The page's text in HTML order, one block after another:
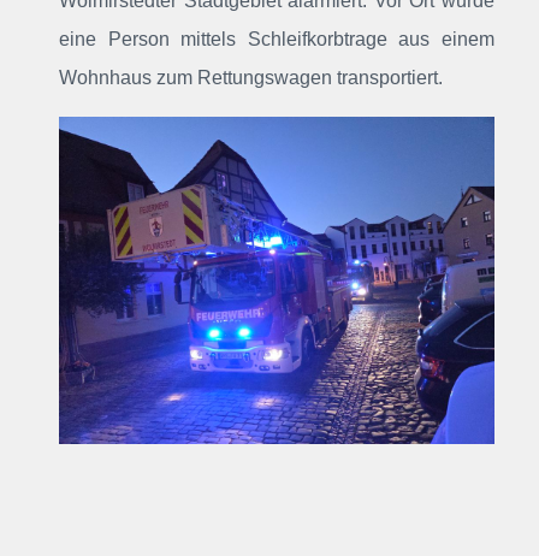
eine Person mittels Schleifkorbtrage aus einem
Wohnhaus zum Rettungswagen transportiert.